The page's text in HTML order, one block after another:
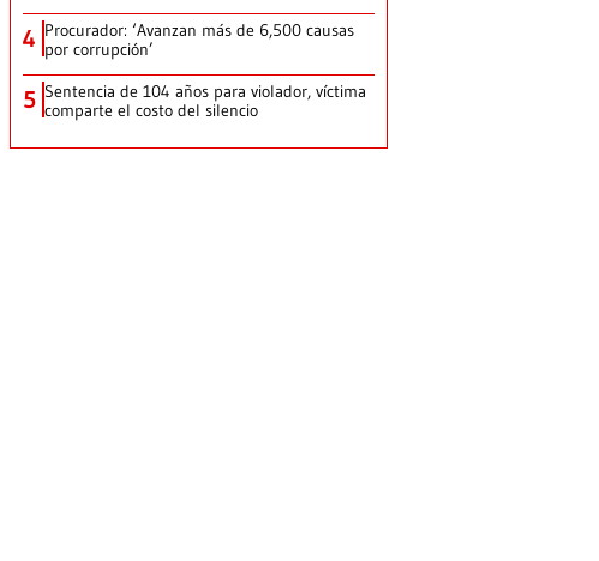
4 Procurador: ‘Avanzan más de 6,500 causas
por corrupción’
5 Sentencia de 104 años para violador, víctima
comparte el costo del silencio